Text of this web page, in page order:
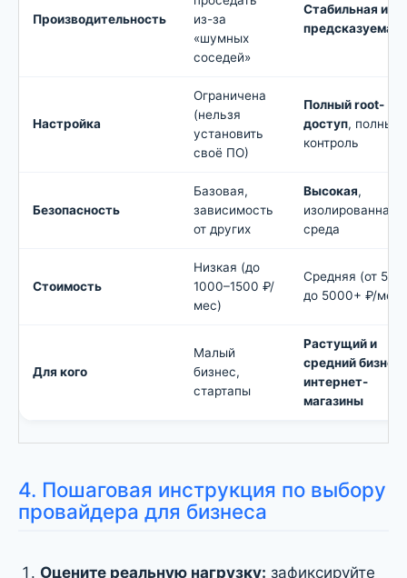
Производительность
из-за
«шумных
соседей»
Стабильная и
предсказуемая
Настройка
Ограничена
(нельзя
установить
своё ПО)
Полный root-
доступ, полный
контроль
Безопасность
Базовая,
зависимость
от других
Высокая,
изолированная
среда
Стоимость
Низкая (до
1000–1500 ₽/
мес)
Средняя (от 500
до 5000+ ₽/мес)
Для кого
Малый
бизнес,
стартапы
Растущий и
средний бизнес,
интернет-
магазины
4. Пошаговая инструкция по выбору
провайдера для бизнеса
Оцените реальную нагрузку: зафиксируйте